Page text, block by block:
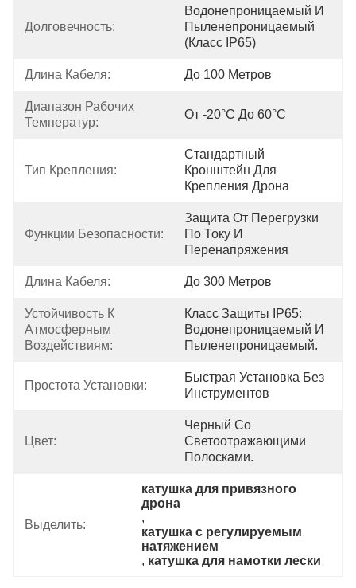
Долговечность:
Водонепроницаемый И
Пыленепроницаемый
(класс IP65)
Длина Кабеля: До 100 Метров
Диапазон Рабочих
Температур:
От -20°С До 60°С
Тип Крепления:
Стандартный
Кронштейн Для
Крепления Дрона
Функции Безопасности:
Защита От Перегрузки
По Току И
Перенапряжения
Длина Кабеля: До 300 Метров
Устойчивость К
Атмосферным
Воздействиям:
Класс Защиты IP65:
Водонепроницаемый И
Пыленепроницаемый.
Простота Установки:
Быстрая Установка Без
Инструментов
Цвет:
Черный Со
Светоотражающими
Полосками.
Выделить:
катушка для привязного
дрона
,
катушка с регулируемым
натяжением
, катушка для намотки лески